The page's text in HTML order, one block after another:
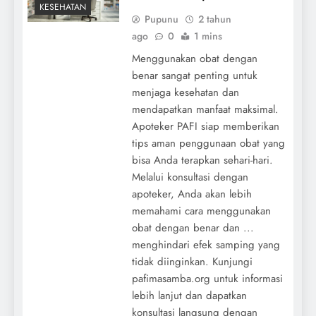
KESEHATAN
Pupunu
2 tahun
ago
0 1 mins
Menggunakan obat dengan
benar sangat penting untuk
menjaga kesehatan dan
mendapatkan manfaat maksimal.
Apoteker PAFI siap memberikan
tips aman penggunaan obat yang
bisa Anda terapkan sehari-hari.
Melalui konsultasi dengan
apoteker, Anda akan lebih
memahami cara menggunakan
obat dengan benar dan ...
menghindari efek samping yang
tidak diinginkan. Kunjungi
pafimasamba.org untuk informasi
lebih lanjut dan dapatkan
konsultasi langsung dengan